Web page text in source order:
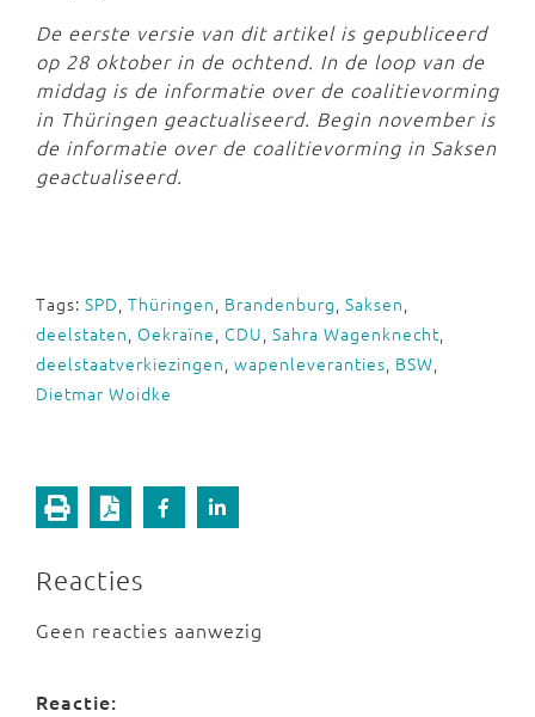
De eerste versie van dit artikel is gepubliceerd
op 28 oktober in de ochtend. In de loop van de
middag is de informatie over de coalitievorming
in Thüringen geactualiseerd. Begin november is
de informatie over de coalitievorming in Saksen
geactualiseerd.
Tags: SPD, Thüringen, Brandenburg, Saksen,
deelstaten, Oekraïne, CDU, Sahra Wagenknecht,
deelstaatverkiezingen, wapenleveranties, BSW,
Dietmar Woidke
Reacties
Geen reacties aanwezig
Reactie: